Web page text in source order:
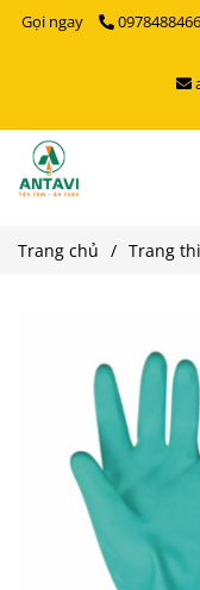
Gọi ngay 0978488466
Trang chủ / Trang